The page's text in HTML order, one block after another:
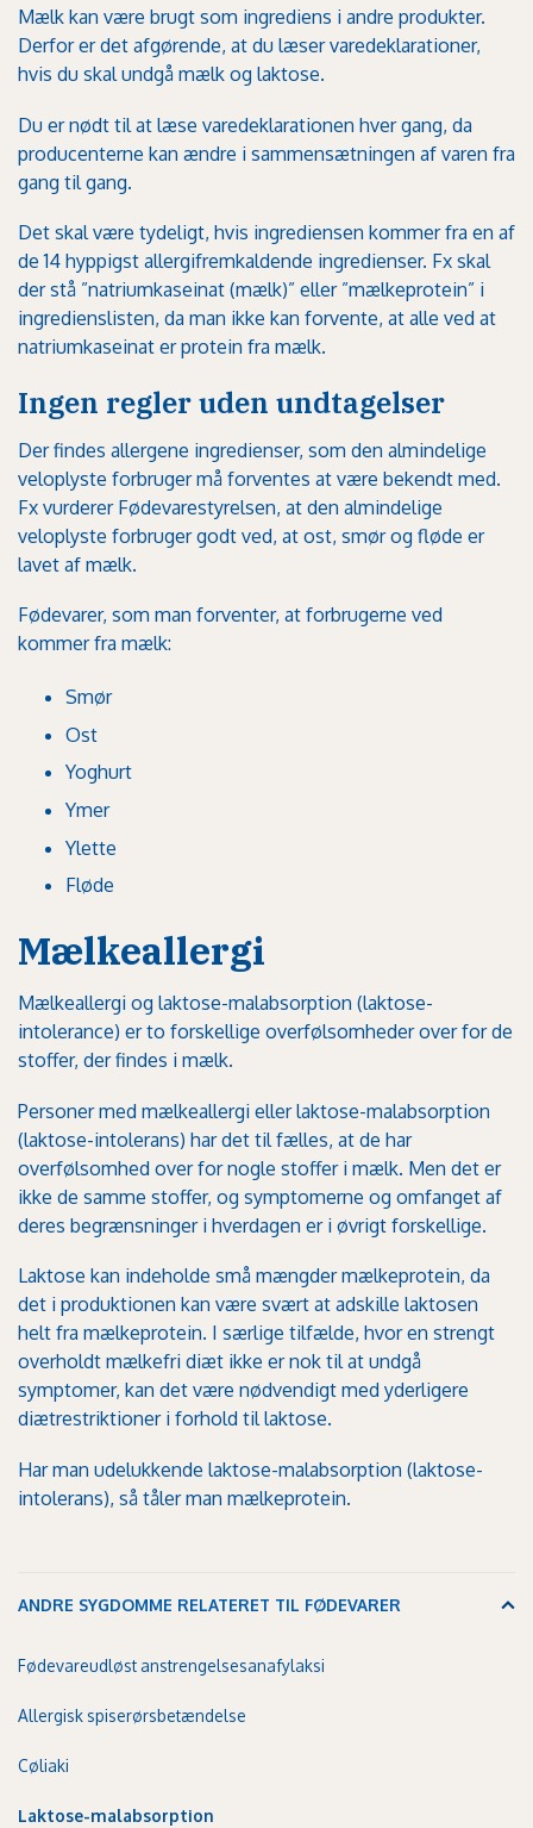
Mælk kan være brugt som ingrediens i andre produkter.
Derfor er det afgørende, at du læser varedeklarationer,
hvis du skal undgå mælk og laktose.
Du er nødt til at læse varedeklarationen hver gang, da
producenterne kan ændre i sammensætningen af varen fra
gang til gang.
Det skal være tydeligt, hvis ingrediensen kommer fra en af
de 14 hyppigst allergifremkaldende ingredienser. Fx skal
der stå ”natriumkaseinat (mælk)” eller ”mælkeprotein” i
ingredienslisten, da man ikke kan forvente, at alle ved at
natriumkaseinat er protein fra mælk.
Ingen regler uden undtagelser
Der findes allergene ingredienser, som den almindelige
veloplyste forbruger må forventes at være bekendt med.
Fx vurderer Fødevarestyrelsen, at den almindelige
veloplyste forbruger godt ved, at ost, smør og fløde er
lavet af mælk.
Fødevarer, som man forventer, at forbrugerne ved
kommer fra mælk:
Smør
Ost
Yoghurt
Ymer
Ylette
Fløde
Mælkeallergi
Mælkeallergi og laktose-malabsorption (laktose-
intolerance) er to forskellige overfølsomheder over for de
stoffer, der findes i mælk.
Personer med mælkeallergi eller laktose-malabsorption
(laktose-intolerans) har det til fælles, at de har
overfølsomhed over for nogle stoffer i mælk. Men det er
ikke de samme stoffer, og symptomerne og omfanget af
deres begrænsninger i hverdagen er i øvrigt forskellige.
Laktose kan indeholde små mængder mælkeprotein, da
det i produktionen kan være svært at adskille laktosen
helt fra mælkeprotein. I særlige tilfælde, hvor en strengt
overholdt mælkefri diæt ikke er nok til at undgå
symptomer, kan det være nødvendigt med yderligere
diætrestriktioner i forhold til laktose.
Har man udelukkende laktose-malabsorption (laktose-
intolerans), så tåler man mælkeprotein.
ANDRE SYGDOMME RELATERET TIL FØDEVARER
Fødevareudløst anstrengelsesanafylaksi
Allergisk spiserørsbetændelse
Cøliaki
Laktose-malabsorption